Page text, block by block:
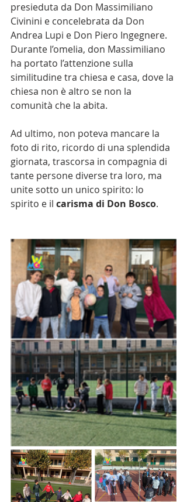
presieduta da Don Massimiliano
Civinini e concelebrata da Don
Andrea Lupi e Don Piero Ingegnere.
Durante l’omelia, don Massimiliano
ha portato l’attenzione sulla
similitudine tra chiesa e casa, dove la
chiesa non è altro se non la
comunità che la abita.
Ad ultimo, non poteva mancare la
foto di rito, ricordo di una splendida
giornata, trascorsa in compagnia di
tante persone diverse tra loro, ma
unite sotto un unico spirito: lo
spirito e il carisma di Don Bosco.